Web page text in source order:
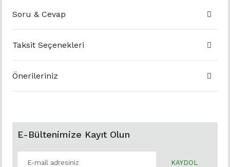
Soru & Cevap
Taksit Seçenekleri
Önerileriniz
E-Bültenimize Kayıt Olun
KAYDOL